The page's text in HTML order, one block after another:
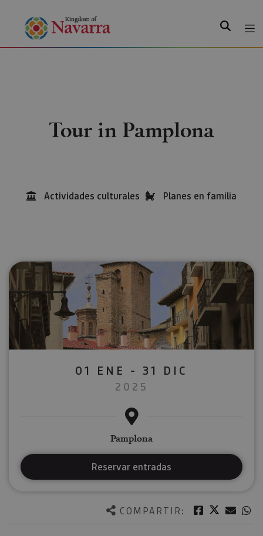
Search
Tour in Pamplona
Actividades culturales Planes en familia
COMPARTIR: Facebook
Twitter
01 ENE - 31 DIC
2025
Pamplona
Reservar entradas